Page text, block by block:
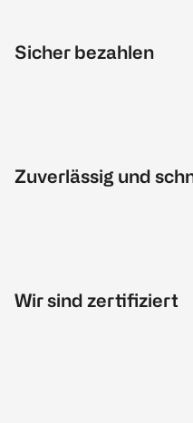
Sicher bezahlen
Zuverlässig und
Wir sind zertifiziert